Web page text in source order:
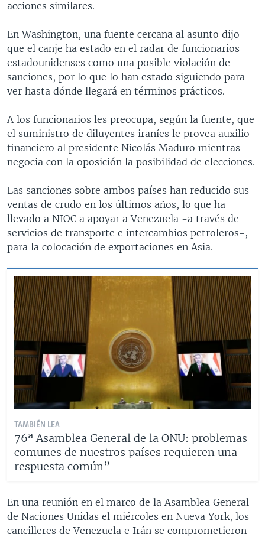
acciones similares.
En Washington, una fuente cercana al asunto dijo
que el canje ha estado en el radar de funcionarios
estadounidenses como una posible violación de
sanciones, por lo que lo han estado siguiendo para
ver hasta dónde llegará en términos prácticos.
A los funcionarios les preocupa, según la fuente, que
el suministro de diluyentes iraníes le provea auxilio
financiero al presidente Nicolás Maduro mientras
negocia con la oposición la posibilidad de elecciones.
Las sanciones sobre ambos países han reducido sus
ventas de crudo en los últimos años, lo que ha
llevado a NIOC a apoyar a Venezuela -a través de
servicios de transporte e intercambios petroleros-,
para la colocación de exportaciones en Asia.
TAMBIÉN LEA
76ª Asamblea General de la ONU: problemas
comunes de nuestros países requieren una
respuesta común”
En una reunión en el marco de la Asamblea General
de Naciones Unidas el miércoles en Nueva York, los
cancilleres de Venezuela e Irán se comprometieron